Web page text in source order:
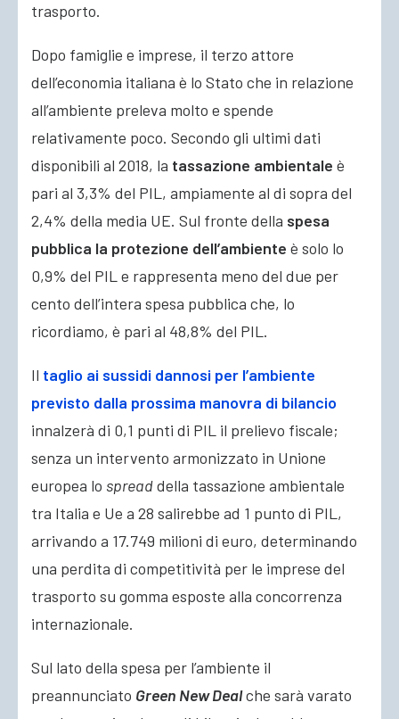
trasporto.
Dopo famiglie e imprese, il terzo attore
dell’economia italiana è lo Stato che in relazione
all’ambiente preleva molto e spende
relativamente poco. Secondo gli ultimi dati
disponibili al 2018, la tassazione ambientale è
pari al 3,3% del PIL, ampiamente al di sopra del
2,4% della media UE. Sul fronte della spesa
pubblica la protezione dell’ambiente è solo lo
0,9% del PIL e rappresenta meno del due per
cento dell’intera spesa pubblica che, lo
ricordiamo, è pari al 48,8% del PIL.
Il taglio ai sussidi dannosi per l’ambiente
previsto dalla prossima manovra di bilancio
innalzerà di 0,1 punti di PIL il prelievo fiscale;
senza un intervento armonizzato in Unione
europea lo spreaddella tassazione ambientale
tra Italia e Ue a 28 salirebbe ad 1 punto di PIL,
arrivando a 17.749 milioni di euro, determinando
una perdita di competitività per le imprese del
trasporto su gomma esposte alla concorrenza
internazionale.
Sul lato della spesa per l’ambiente il
preannunciato Green New Dealche sarà varato